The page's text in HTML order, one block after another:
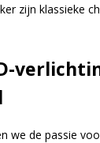
zijn klassieke
we de passie